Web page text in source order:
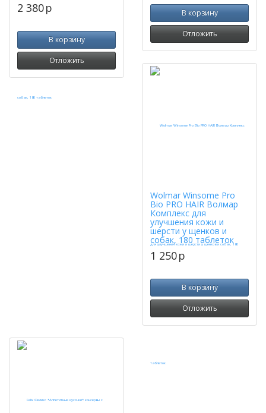
2 380p
В корзину
Отложить
В корзину
Отложить
Wolmar Winsome Pro
Bio PRO HAIR Волмар
Комплекс для
улучшения кожи и
шерсти у щенков и
собак, 180 таблеток
1 250p
В корзину
Отложить